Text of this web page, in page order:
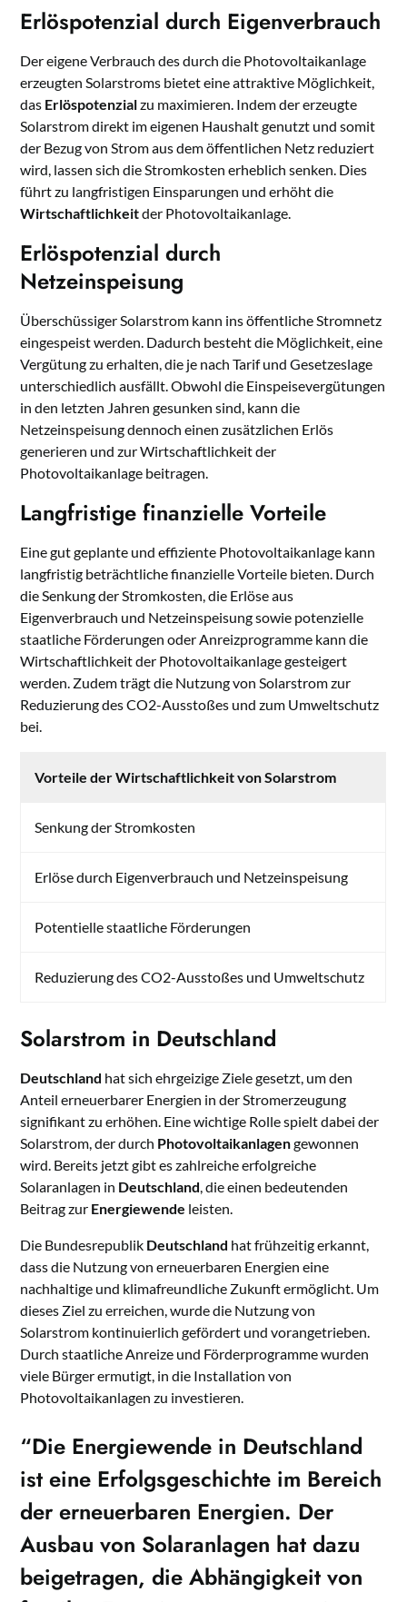
Erlöspotenzial durch Eigenverbrauch
Der eigene Verbrauch des durch die Photovoltaikanlage
erzeugten Solarstroms bietet eine attraktive Möglichkeit,
das Erlöspotenzialzu maximieren. Indem der erzeugte
Solarstrom direkt im eigenen Haushalt genutzt und somit
der Bezug von Strom aus dem öffentlichen Netz reduziert
wird, lassen sich die Stromkosten erheblich senken. Dies
führt zu langfristigen Einsparungen und erhöht die
Wirtschaftlichkeitder Photovoltaikanlage.
Erlöspotenzial durch
Netzeinspeisung
Überschüssiger Solarstrom kann ins öffentliche Stromnetz
eingespeist werden. Dadurch besteht die Möglichkeit, eine
Vergütung zu erhalten, die je nach Tarif und Gesetzeslage
unterschiedlich ausfällt. Obwohl die Einspeisevergütungen
in den letzten Jahren gesunken sind, kann die
Netzeinspeisung dennoch einen zusätzlichen Erlös
generieren und zur Wirtschaftlichkeit der
Photovoltaikanlage beitragen.
Langfristige finanzielle Vorteile
Eine gut geplante und effiziente Photovoltaikanlage kann
langfristig beträchtliche finanzielle Vorteile bieten. Durch
die Senkung der Stromkosten, die Erlöse aus
Eigenverbrauch und Netzeinspeisung sowie potenzielle
staatliche Förderungen oder Anreizprogramme kann die
Wirtschaftlichkeit der Photovoltaikanlage gesteigert
werden. Zudem trägt die Nutzung von Solarstrom zur
Reduzierung des CO2-Ausstoßes und zum Umweltschutz
bei.
Vorteile der Wirtschaftlichkeit von Solarstrom
Senkung der Stromkosten
Erlöse durch Eigenverbrauch und Netzeinspeisung
Potentielle staatliche Förderungen
Reduzierung des CO2-Ausstoßes und Umweltschutz
Solarstrom in Deutschland
Deutschland hat sich ehrgeizige Ziele gesetzt, um den
Anteil erneuerbarer Energien in der Stromerzeugung
signifikant zu erhöhen. Eine wichtige Rolle spielt dabei der
Solarstrom, der durch Photovoltaikanlagengewonnen
wird. Bereits jetzt gibt es zahlreiche erfolgreiche
Solaranlagen in Deutschland, die einen bedeutenden
Beitrag zur Energiewende leisten.
Die Bundesrepublik Deutschland hat frühzeitig erkannt,
dass die Nutzung von erneuerbaren Energien eine
nachhaltige und klimafreundliche Zukunft ermöglicht. Um
dieses Ziel zu erreichen, wurde die Nutzung von
Solarstrom kontinuierlich gefördert und vorangetrieben.
Durch staatliche Anreize und Förderprogramme wurden
viele Bürger ermutigt, in die Installation von
Photovoltaikanlagen zu investieren.
“Die Energiewende in Deutschland
ist eine Erfolgsgeschichte im Bereich
der erneuerbaren Energien. Der
Ausbau von Solaranlagen hat dazu
beigetragen, die Abhängigkeit von